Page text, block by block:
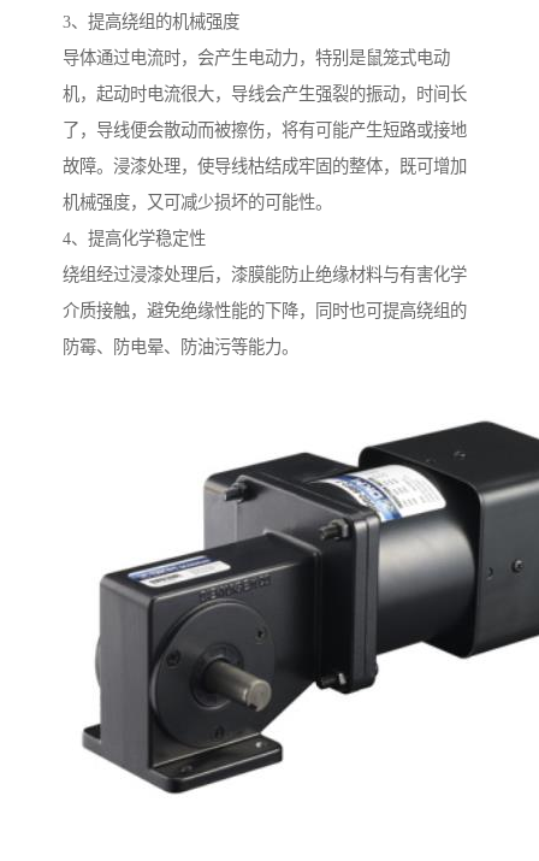
3、提高绕组的机械强度
导体通过电流时，会产生电动力，特别是鼠笼式电动
机，起动时电流很大，导线会产生强裂的振动，时间长
了，导线便会散动而被擦伤，将有可能产生短路或接地
故障。浸漆处理，使导线枯结成牢固的整体，既可增加
机械强度，又可减少损坏的可能性。
4、提高化学稳定性
绕组经过浸漆处理后，漆膜能防止绝缘材料与有害化学
介质接触，避免绝缘性能的下降，同时也可提高绕组的
防霉、防电晕、防油污等能力。